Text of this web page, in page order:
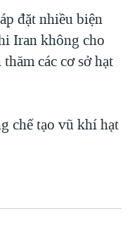
đặt nhiều biện
Iran không cho
các cơ sở hạt
chế tạo vũ khí hạt